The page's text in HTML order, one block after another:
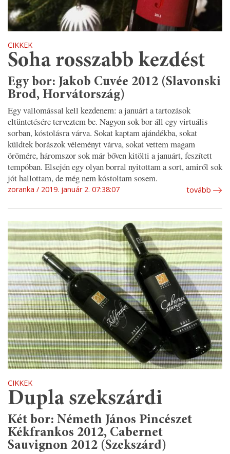
CIKKEK
Soha rosszabb kezdést
Egy bor: Jakob Cuvée 2012 (Slavonski
Brod, Horvátország)
Egy vallomással kell kezdenem: a januárt a tartozások
eltüntetésére terveztem be. Nagyon sok bor áll egy virtuális
sorban, kóstolásra várva. Sokat kaptam ajándékba, sokat
küldtek borászok véleményt várva, sokat vettem magam
örömére, háromszor sok már bőven kitölti a januárt, feszített
tempóban. Elsején egy olyan borral nyitottam a sort, amiről sok
jót hallottam, de még nem kóstoltam sosem.
zoranka 2019. január 2. 07:38:07 tovább
CIKKEK
Dupla szekszárdi
Két bor: Németh János Pincészet
Kékfrankos 2012, Cabernet
Sauvignon 2012 (Szekszárd)